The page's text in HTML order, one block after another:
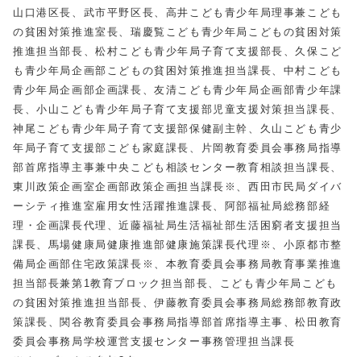
山口港区長、武市平野区長、高井こども青少年局理事兼こども
の貧困対策推進室長、瑞慶覧こども青少年局こどもの貧困対策
推進担当部長、松村こども青少年局子育て支援部長、久保こど
も青少年局企画部こどもの貧困対策推進担当課長、中村こども
青少年局企画部企画課長、友清こども青少年局企画部青少年課
長、小山こども青少年局子育て支援部児童支援対策担当課長、
神尾こども青少年局子育て支援部保健副主幹、久山こども青少
年局子育て支援部こども家庭課長、片岡教育委員会事務局指導
部首席指導主事兼中央こども相談センター教育相談担当課長、
東川政策企画室企画部政策企画担当課長※、西田市民局ダイバ
ーシティ推進室雇用女性活躍推進課長、阿部福祉局総務部経
理・企画課長代理、近藤福祉局生活福祉部生活困窮者支援担当
課長、馬場健康局健康推進部健康施策課長代理※、小原都市整
備局企画部住宅政策課長※、本教育委員会事務局教育事業推進
担当部長兼第1教育ブロック担当部長、こども青少年局こども
の貧困対策推進担当部長、伊藤教育委員会事務局総務部教育政
策課長、関谷教育委員会事務局指導部首席指導主事、松田教育
委員会事務局学校運営支援センター事務管理担当課長